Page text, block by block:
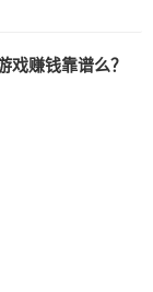
戏赚钱靠谱么？